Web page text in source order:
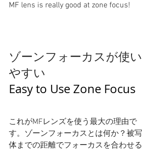
MF lens is really good at zone focus!
ゾーンフォーカスが使い
やすい
Easy to Use Zone Focus
これがMFレンズを使う最大の理由で
す。ゾーンフォーカスとは何か？被写
体までの距離でフォーカスを合わせる